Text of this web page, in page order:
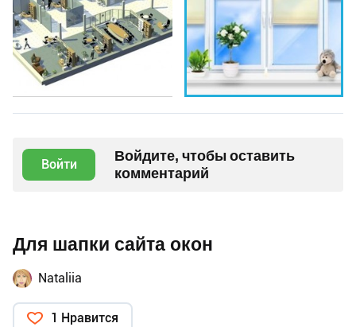
Войти
Войдите, чтобы оставить
комментарий
Для шапки сайта окон
Nataliia
1 Нравится